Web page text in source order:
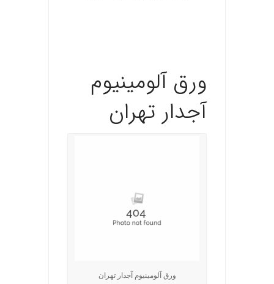
ورق آلومینیوم
آجدار تهران
ورق آلومینیوم آجدار تهران